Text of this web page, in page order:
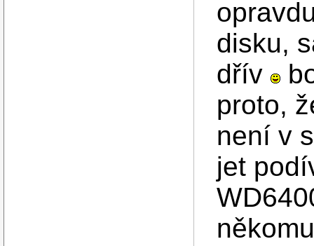
disku,
dřív
proto,
není v
jet